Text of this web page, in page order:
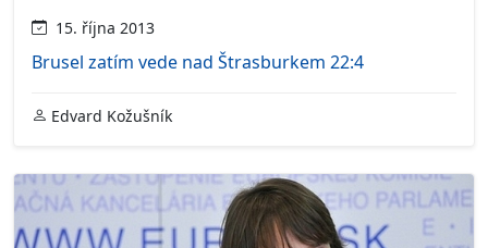
15. října 2013
Brusel zatím vede nad Štrasburkem 22:4
Edvard Kožušník